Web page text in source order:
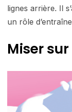
lignes arrière. Il
un rôle
Miser